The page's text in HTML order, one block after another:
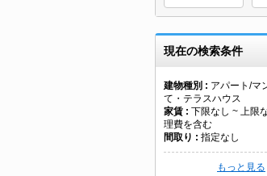
現在の検索条件
建物種別
アパート/マ
て・テラスハウス
家賃
下限なし ~ 上限
理費を含む
間取り
指定なし
もっと見る